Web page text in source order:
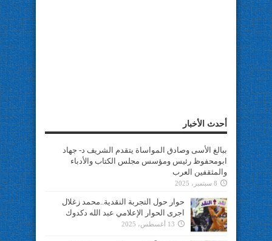
أحدث الأخبار
ببالغ الأسى وصادق المواساة يتقدم الشريف د- جهاد
ابومحفوظ رئيس ومؤسس مجلس الكتاب والأدباء
والمثقفين العرب
8 سبتمبر، 2025
حوار حول التجربة النقدية..محمد زغلال
اجرى الحوار الإعلامي عبد الله دكدوك
13 أغسطس، 2025